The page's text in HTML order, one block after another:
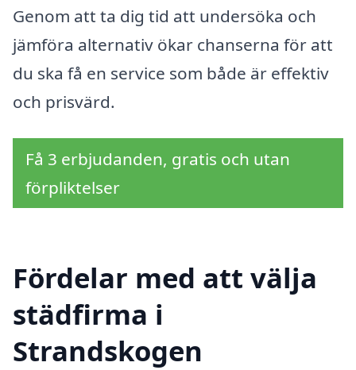
Genom att ta dig tid att undersöka och
jämföra alternativ ökar chanserna för att
du ska få en service som både är effektiv
och prisvärd.
Få 3 erbjudanden, gratis och utan
förpliktelser
Fördelar med att välja
städfirma i
Strandskogen